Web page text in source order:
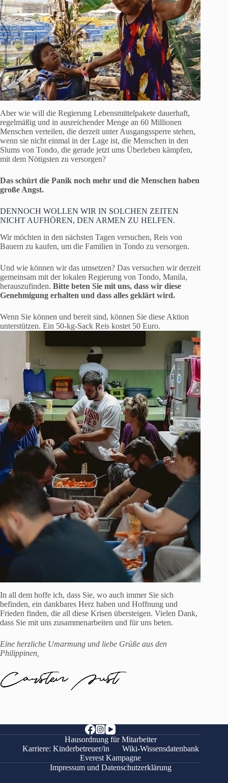
Aber wie will die Regierung Lebensmittelpakete dauerhaft,
regelmäßig und in ausreichender Menge an 60 Millionen
Menschen verteilen, die derzeit unter Ausgangssperre stehen,
wenn sie nicht einmal in der Lage ist, die Menschen in den
Slums von Tondo, die gerade jetzt ums Überleben kämpfen,
mit dem Nötigsten zu versorgen?
Das schürt die Panik noch mehr und die Menschen haben
große Angst.
DENNOCH WOLLEN WIR IN SOLCHEN ZEITEN
NICHT AUFHÖREN, DEN ARMEN ZU HELFEN.
Wir möchten in den nächsten Tagen versuchen, Reis von
Bauern zu kaufen, um die Familien in Tondo zu versorgen.
Und wie können wir das umsetzen? Das versuchen wir derzeit
gemeinsam mit der lokalen Regierung von Tondo, Manila,
herauszufinden. Bitte beten Sie mit uns, dass wir diese
Genehmigung erhalten und dass alles geklärt wird.
Wenn Sie können und bereit sind, können Sie diese Aktion
unterstützen. Ein 50-kg-Sack Reis kostet 50 Euro.
In all dem hoffe ich, dass Sie, wo auch immer Sie sich
befinden, ein dankbares Herz haben und Hoffnung und
Frieden finden, die all diese Krisen übersteigen. Vielen Dank,
dass Sie mit uns zusammenarbeiten und für uns beten.
Eine herzliche Umarmung und liebe Grüße aus den
Philippinen,
Hausordnung für Mitarbeiter
Karriere: Kinderbetreuer/in
Wiki-Wissensdatenbank
Everest Kampagne
Impressum und Datenschutzerklärung